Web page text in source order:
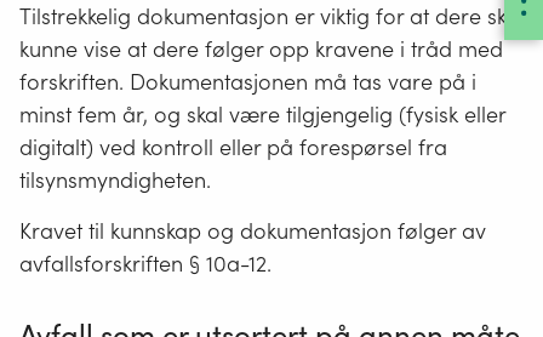
Tilstrekkelig dokumentasjon er viktig for at dere skal
kunne vise at dere følger opp kravene i tråd med
forskriften. Dokumentasjonen må tas vare på i
minst fem år, og skal være tilgjengelig (fysisk eller
digitalt) ved kontroll eller på forespørsel fra
tilsynsmyndigheten.
Kravet til kunnskap og dokumentasjon følger av
avfallsforskriften § 10a-12.